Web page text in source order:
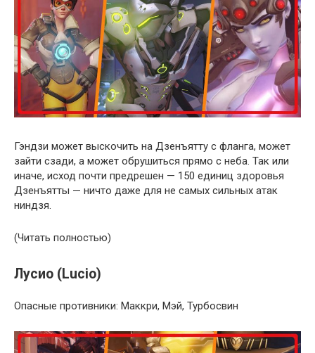
Гэндзи может выскочить на Дзенъятту с фланга, может
зайти сзади, а может обрушиться прямо с неба. Так или
иначе, исход почти предрешен — 150 единиц здоровья
Дзенъятты — ничто даже для не самых сильных атак
ниндзя.
(Читать полностью)
Лусио (Lucio)
Опасные противники: Маккри, Мэй, Турбосвин